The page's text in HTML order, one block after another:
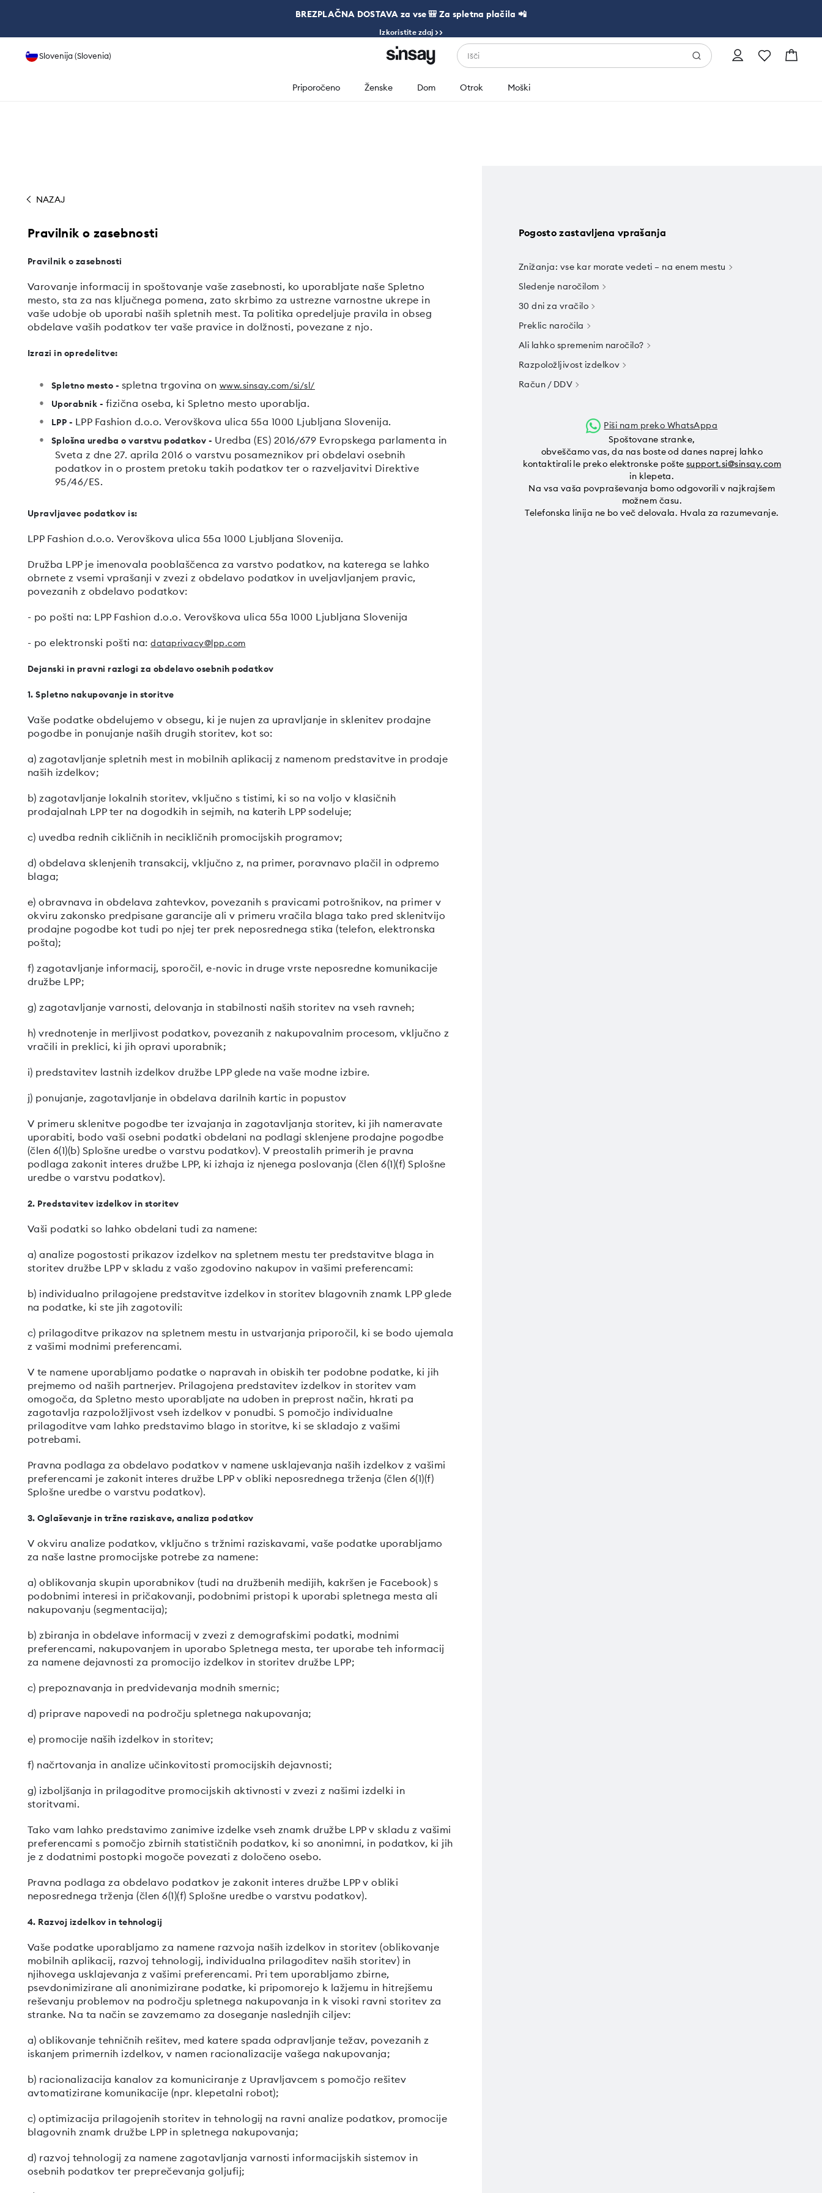
BREZPLAČNA DOSTAVA za vse 🎒 Za spletna plačila 📲
Izkoristite zdaj >>
Slovenija (Slovenia) Išči
Priporočeno Ženske Dom Otrok Moški
NAZAJ
Pravilnik o zasebnosti
Pravilnik o zasebnosti
Varovanje informacij in spoštovanje vaše zasebnosti, ko uporabljate naše Spletno
mesto, sta za nas ključnega pomena, zato skrbimo za ustrezne varnostne ukrepe in
vaše udobje ob uporabi naših spletnih mest. Ta politika opredeljuje pravila in obseg
obdelave vaših podatkov ter vaše pravice in dolžnosti, povezane z njo.
Izrazi in opredelitve:
Spletno mesto - spletna trgovina on www.sinsay.com/si/sl/
Uporabnik - fizična oseba, ki Spletno mesto uporablja.
LPP - LPP Fashion d.o.o. Verovškova ulica 55a 1000 Ljubljana Slovenija.
Splošna uredba o varstvu podatkov - Uredba (ES) 2016/679 Evropskega parlamenta in
Sveta z dne 27. aprila 2016 o varstvu posameznikov pri obdelavi osebnih
podatkov in o prostem pretoku takih podatkov ter o razveljavitvi Direktive
95/46/ES.
Upravljavec podatkov is:
LPP Fashion d.o.o. Verovškova ulica 55a 1000 Ljubljana Slovenija.
Družba LPP je imenovala pooblaščenca za varstvo podatkov, na katerega se lahko
obrnete z vsemi vprašanji v zvezi z obdelavo podatkov in uveljavljanjem pravic,
povezanih z obdelavo podatkov:
- po pošti na: LPP Fashion d.o.o. Verovškova ulica 55a 1000 Ljubljana Slovenija
- po elektronski pošti na:dataprivacy@lpp.com
Dejanski in pravni razlogi za obdelavo osebnih podatkov
1. Spletno nakupovanje in storitve
Vaše podatke obdelujemo v obsegu, ki je nujen za upravljanje in sklenitev prodajne
pogodbe in ponujanje naših drugih storitev, kot so:
a) zagotavljanje spletnih mest in mobilnih aplikacij z namenom predstavitve in prodaje
naših izdelkov;
b) zagotavljanje lokalnih storitev, vključno s tistimi, ki so na voljo v klasičnih
prodajalnah LPP ter na dogodkih in sejmih, na katerih LPP sodeluje;
c) uvedba rednih cikličnih in necikličnih promocijskih programov;
d) obdelava sklenjenih transakcij, vključno z, na primer, poravnavo plačil in odpremo
blaga;
e) obravnava in obdelava zahtevkov, povezanih s pravicami potrošnikov, na primer v
okviru zakonsko predpisane garancije ali v primeru vračila blaga tako pred sklenitvijo
prodajne pogodbe kot tudi po njej ter prek neposrednega stika (telefon, elektronska
pošta);
f) zagotavljanje informacij, sporočil, e-novic in druge vrste neposredne komunikacije
družbe LPP;
g) zagotavljanje varnosti, delovanja in stabilnosti naših storitev na vseh ravneh;
h) vrednotenje in merljivost podatkov, povezanih z nakupovalnim procesom, vključno z
vračili in preklici, ki jih opravi uporabnik;
i) predstavitev lastnih izdelkov družbe LPP glede na vaše modne izbire.
j) ponujanje, zagotavljanje in obdelava darilnih kartic in popustov
V primeru sklenitve pogodbe ter izvajanja in zagotavljanja storitev, ki jih nameravate
uporabiti, bodo vaši osebni podatki obdelani na podlagi sklenjene prodajne pogodbe
(člen 6(1)(b) Splošne uredbe o varstvu podatkov). V preostalih primerih je pravna
podlaga zakonit interes družbe LPP, ki izhaja iz njenega poslovanja (člen 6(1)(f) Splošne
uredbe o varstvu podatkov).
2. Predstavitev izdelkov in storitev
Vaši podatki so lahko obdelani tudi za namene:
a) analize pogostosti prikazov izdelkov na spletnem mestu ter predstavitve blaga in
storitev družbe LPP v skladu z vašo zgodovino nakupov in vašimi preferencami:
b) individualno prilagojene predstavitve izdelkov in storitev blagovnih znamk LPP glede
na podatke, ki ste jih zagotovili:
c) prilagoditve prikazov na spletnem mestu in ustvarjanja priporočil, ki se bodo ujemala
z vašimi modnimi preferencami.
V te namene uporabljamo podatke o napravah in obiskih ter podobne podatke, ki jih
prejmemo od naših partnerjev. Prilagojena predstavitev izdelkov in storitev vam
omogoča, da Spletno mesto uporabljate na udoben in preprost način, hkrati pa
zagotavlja razpoložljivost vseh izdelkov v ponudbi. S pomočjo individualne
prilagoditve vam lahko predstavimo blago in storitve, ki se skladajo z vašimi
potrebami.
Pravna podlaga za obdelavo podatkov v namene usklajevanja naših izdelkov z vašimi
preferencami je zakonit interes družbe LPP v obliki neposrednega trženja (člen 6(1)(f)
Splošne uredbe o varstvu podatkov).
3. Oglaševanje in tržne raziskave, analiza podatkov
V okviru analize podatkov, vključno s tržnimi raziskavami, vaše podatke uporabljamo
za naše lastne promocijske potrebe za namene:
a) oblikovanja skupin uporabnikov (tudi na družbenih medijih, kakršen je Facebook) s
podobnimi interesi in pričakovanji, podobnimi pristopi k uporabi spletnega mesta ali
nakupovanju (segmentacija);
b) zbiranja in obdelave informacij v zvezi z demografskimi podatki, modnimi
preferencami, nakupovanjem in uporabo Spletnega mesta, ter uporabe teh informacij
za namene dejavnosti za promocijo izdelkov in storitev družbe LPP;
c) prepoznavanja in predvidevanja modnih smernic;
d) priprave napovedi na področju spletnega nakupovanja;
e) promocije naših izdelkov in storitev;
f) načrtovanja in analize učinkovitosti promocijskih dejavnosti;
g) izboljšanja in prilagoditve promocijskih aktivnosti v zvezi z našimi izdelki in
storitvami.
Tako vam lahko predstavimo zanimive izdelke vseh znamk družbe LPP v skladu z vašimi
preferencami s pomočjo zbirnih statističnih podatkov, ki so anonimni, in podatkov, ki jih
je z dodatnimi postopki mogoče povezati z določeno osebo.
Pravna podlaga za obdelavo podatkov je zakonit interes družbe LPP v obliki
neposrednega trženja (člen 6(1)(f) Splošne uredbe o varstvu podatkov).
4. Razvoj izdelkov in tehnologij
Vaše podatke uporabljamo za namene razvoja naših izdelkov in storitev (oblikovanje
mobilnih aplikacij, razvoj tehnologij, individualna prilagoditev naših storitev) in
njihovega usklajevanja z vašimi preferencami. Pri tem uporabljamo zbirne,
psevdonimizirane ali anonimizirane podatke, ki pripomorejo k lažjemu in hitrejšemu
reševanju problemov na področju spletnega nakupovanja in k visoki ravni storitev za
stranke. Na ta način se zavzemamo za doseganje naslednjih ciljev:
a) oblikovanje tehničnih rešitev, med katere spada odpravljanje težav, povezanih z
iskanjem primernih izdelkov, v namen racionalizacije vašega nakupovanja;
b) racionalizacija kanalov za komuniciranje z Upravljavcem s pomočjo rešitev
avtomatizirane komunikacije (npr. klepetalni robot);
c) optimizacija prilagojenih storitev in tehnologij na ravni analize podatkov, promocije
blagovnih znamk družbe LPP in spletnega nakupovanja;
d) razvoj tehnologij za namene zagotavljanja varnosti informacijskih sistemov in
osebnih podatkov ter preprečevanja goljufij;
Pogosto zastavljena vprašanja
Znižanja: vse kar morate vedeti – na enem mestu
Sledenje naročilom
30 dni za vračilo
Preklic naročila
Ali lahko spremenim naročilo?
Razpoložljivost izdelkov
Račun / DDV
Piši nam preko WhatsAppa
Spoštovane stranke,
obveščamo vas, da nas boste od danes naprej lahko
kontaktirali le preko elektronske pošte support.si@sinsay.com
in klepeta.
Na vsa vaša povpraševanja bomo odgovorili v najkrajšem
možnem času.
Telefonska linija ne bo več delovala. Hvala za razumevanje.